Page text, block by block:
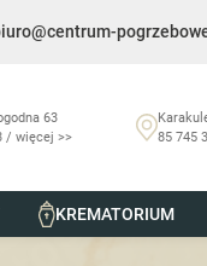
63
/ więcej >>
85 745
KREMATORIUM
/Kwiaty Kompozycje